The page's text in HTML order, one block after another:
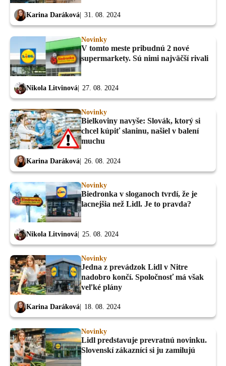
Karina Daráková 31. 08. 2024
Novinky
V tomto meste pribudnú 2 nové
supermarkety. Sú nimi najväčší rivali
Nikola Litvinová 27. 08. 2024
Novinky
Bielkoviny navyše: Slovák, ktorý si
chcel kúpiť slaninu, našiel v balení
muchu
Karina Daráková 26. 08. 2024
Novinky
Biedronka v sloganoch tvrdí, že je
lacnejšia než Lidl. Je to pravda?
Nikola Litvinová 25. 08. 2024
Novinky
Jedna z prevádzok Lidl v Nitre
nadobro končí. Spoločnosť má však
veľké plány
Karina Daráková 18. 08. 2024
Novinky
Lidl predstavuje prevratnú novinku.
Slovenskí zákazníci si ju zamilujú